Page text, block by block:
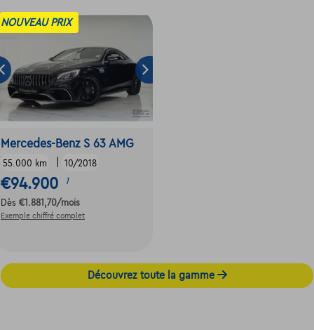
NOUVEAU PRIX
Mercedes-Benz S 63 AMG
55.000 km 10/2018
€94.900 1
Dès €1.881,70/mois
Exemple chiffré complet
Découvrez toute la gamme